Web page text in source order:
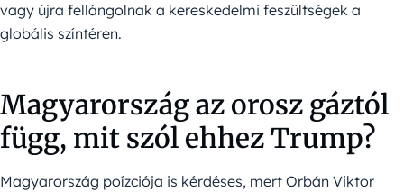
vagy újra fellángolnak a kereskedelmi feszültségek a
globális színtéren.
Magyarország az orosz gáztól
függ, mit szól ehhez Trump?
Magyarország poízciója is kérdéses, mert Orbán Viktor